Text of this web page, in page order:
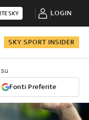
SKY LOGIN
SKY SPORT INSIDER
Fonti Preferite